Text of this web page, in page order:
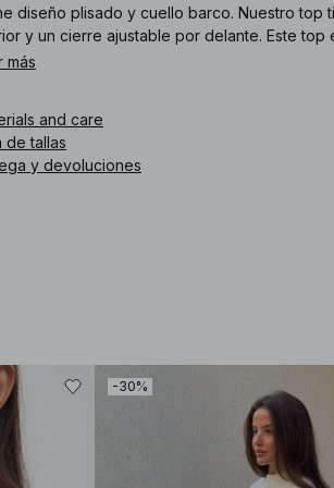
diseño plisado y cuello barco. Nuestro top
y un cierre ajustable por delante. Este top
más
and care
de tallas
y devoluciones
-30%